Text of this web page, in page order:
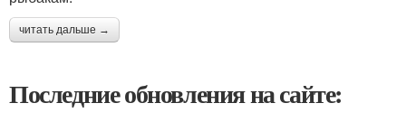
читать дальше →
Последние обновления на сайте: